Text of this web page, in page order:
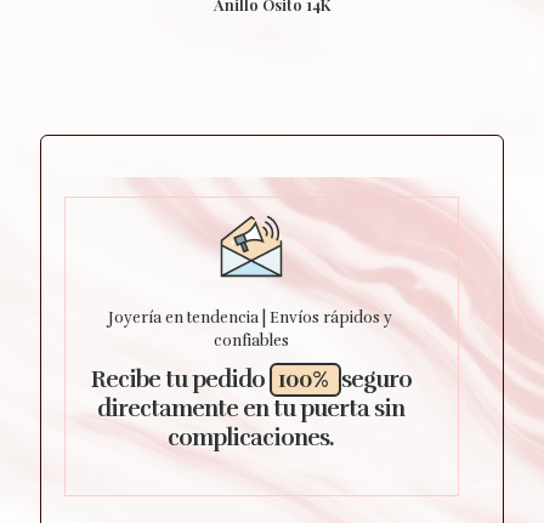
Recibe tu pedido 100% seguro
directamente en tu puerta sin
complicaciones.
Joyería en tendencia | Envíos rápidos y
confiables